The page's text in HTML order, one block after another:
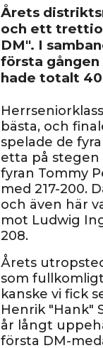
Årets
och ett
DM". I
första gången
hade totalt
bästa, och
spelade de
etta på
fyran Tommy
med 217-200.
och även här
mot Ludwig
208.
Årets
som fullkomligt
kanske vi fick
Henrik "Hank"
år långt
första DM-